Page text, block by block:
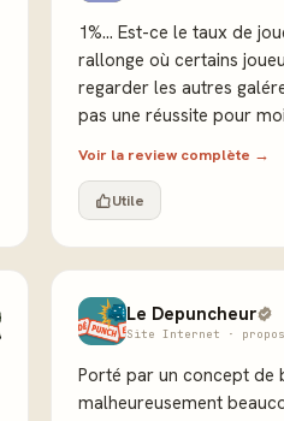
1%… Est-ce le taux de
rallonge où certains
regarder les autres
pas une réussite pour
Voir la review complète →
Utile
Le Depuncheur
Site Internet ·
Porté par un concept de
malheureusement